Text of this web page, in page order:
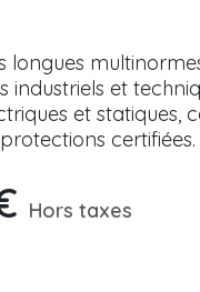
longues
industriels et
et
certifiées.
Hors taxes